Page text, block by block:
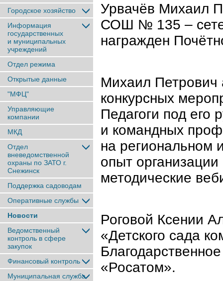
Городское хозяйство
Информация
государственных
и муниципальных
учреждений
Отдел режима
Открытые данные
"МФЦ"
Управляющие
компании
МКД
Отдел
вневедомственной
охраны по ЗАТО г.
Снежинск
Поддержка садоводам
Оперативные службы
Новости
Ведомственный
контроль в сфере
закупок
Финансовый контроль
Муниципальная служба
Урвачёв Михаил
СОШ № 135 –
награжден
Михаил Петрович
конкурсных
Педагоги под его
и командных
на региональном
опыт
методические
Роговой Ксении
«Детского сада
«Росатом».